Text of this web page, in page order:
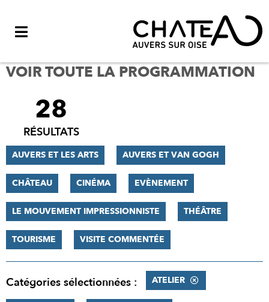
VOIR TOUTE LA PROGRAMMATION
FILTRER
RÉSULTATS
28
RÉSULTATS
AUVERS ET LES ARTS AUVERS ET VAN GOGH
CHÂTEAU CINÉMA EVÈNEMENT
LE MOUVEMENT IMPRESSIONNISTE THÉÂTRE
TOURISME VISITE COMMENTÉE
Catégories sélectionnées : ATELIER